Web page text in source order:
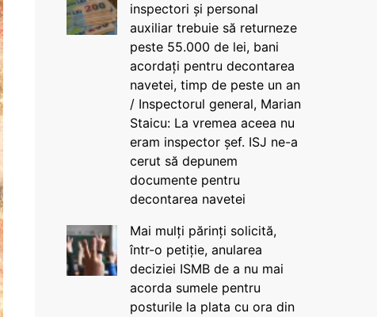
inspectori și personal
auxiliar trebuie să returneze
peste 55.000 de lei, bani
acordați pentru decontarea
navetei, timp de peste un an
/ Inspectorul general, Marian
Staicu: La vremea aceea nu
eram inspector șef. ISJ ne-a
cerut să depunem
documente pentru
decontarea navetei
Mai mulți părinți solicită,
într-o petiție, anularea
deciziei ISMB de a nu mai
acorda sumele pentru
posturile la plata cu ora din